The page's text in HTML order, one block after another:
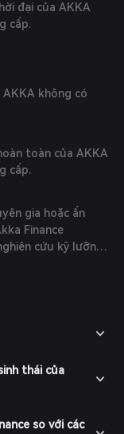
đại của AKKA
cấp.
không có
toàn của AKKA
cấp.
gia hoặc ấn
Finance
cứu kỹ lưỡng
khi đưa ra quyết
thái của
so với các